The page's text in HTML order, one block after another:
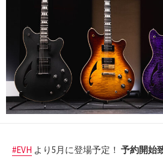
#EVH より5月に登場予定！ 予約開始